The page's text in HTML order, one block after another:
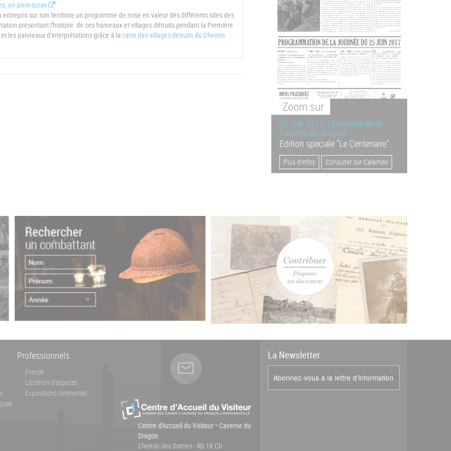
en plein-écran
sur son territoire un programme de mise en valeur des différents sites des
présentant l'histoire de ces hameaux et villages détruits pendant la Première
les panneaux d'interprétations grâce à lacarte des villages détruits du Chemin
Zoom sur
25 juin 1917, La Reprise de la
Caverne du Dragon
Edition speciale "Le Centenaire"
Plus d'infos Consulter sur Calaméo
Professionnels
Presse
Location d'espaces
Expositions itinérantes
Centre d'Accueil du Visiteur • Caverne du
Dragon
Chemin des Dames - RD 18 CD
La Newsletter
Abonnez-vous à la lettre d'information